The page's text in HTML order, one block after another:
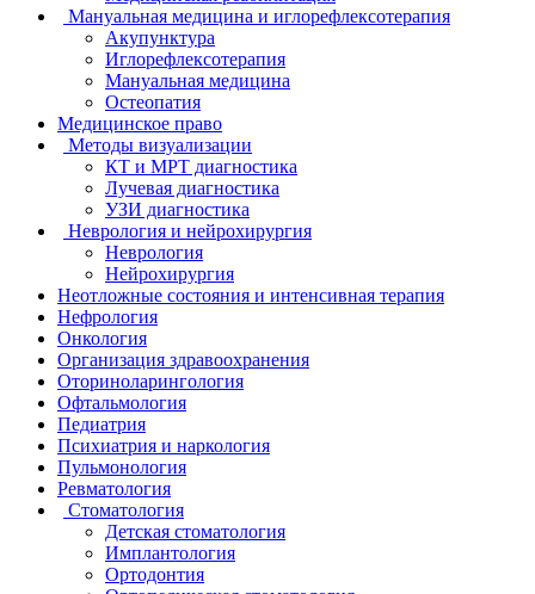
Мануальная медицина и иглорефлексотерапия
Акупунктура
Иглорефлексотерапия
Мануальная медицина
Остеопатия
Медицинское право
Методы визуализации
КТ и МРТ диагностика
Лучевая диагностика
УЗИ диагностика
Неврология и нейрохирургия
Неврология
Нейрохирургия
Неотложные состояния и интенсивная терапия
Нефрология
Онкология
Организация здравоохранения
Оториноларингология
Офтальмология
Педиатрия
Психиатрия и наркология
Пульмонология
Ревматология
Стоматология
Детская стоматология
Имплантология
Ортодонтия